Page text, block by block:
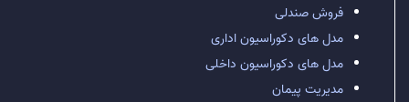
فروش صندلی
مدل های دکوراسیون اداری
مدل های دکوراسیون داخلی
مدیریت پیمان